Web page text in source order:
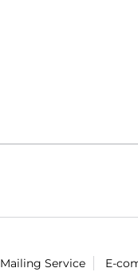
Mailing Service
E-